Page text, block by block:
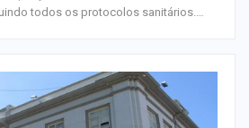
todos os protocolos sanitários.…